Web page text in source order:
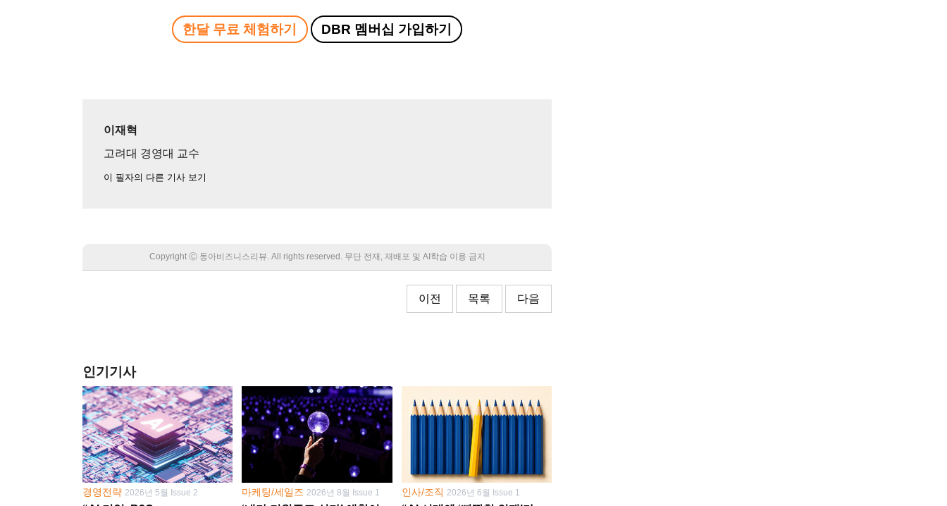
한달 무료 체험하기 DBR 멤버십 가입하기
이재혁
고려대 경영대 교수
이 필자의 다른 기사 보기
Copyright Ⓒ 동아비즈니스리뷰. All rights reserved. 무단 전재, 재배포 및 AI학습 이용 금지
이전 목록 다음
인기기사
경영전략 2026년 5월 Issue 2 마케팅/세일즈 2026년 8월 Issue 1 인사/조직 2026년 6월 Issue 1